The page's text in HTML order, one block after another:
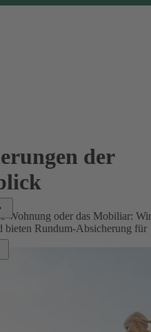
der
Wohnung oder das Mobiliar: Wir
bieten Rundum-Absicherung für